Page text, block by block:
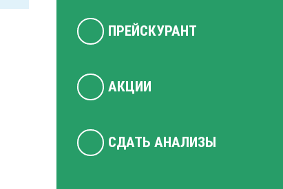
ПРЕЙСКУРАНТ
АКЦИИ
СДАТЬ АНАЛИЗЫ